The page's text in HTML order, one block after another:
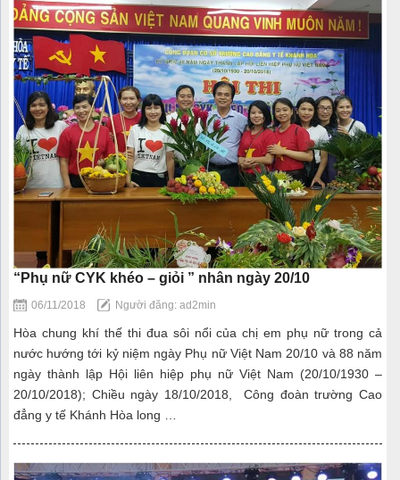
“Phụ nữ CYK khéo – giỏi ” nhân ngày 20/10
06/11/2018 Người đăng: ad2min
Hòa chung khí thế thi đua sôi nổi của chị em phụ nữ trong cả
nước hướng tới kỷ niệm ngày Phụ nữ Việt Nam 20/10 và 88 năm
ngày thành lập Hội liên hiệp phụ nữ Việt Nam (20/10/1930 –
20/10/2018); Chiều ngày 18/10/2018, Công đoàn trường Cao
đẳng y tế Khánh Hòa long …